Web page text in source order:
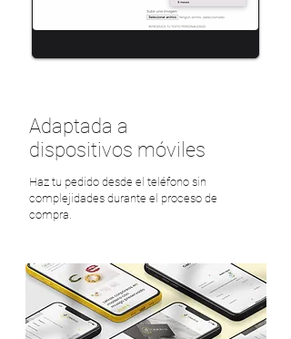
Adaptada a
dispositivos móviles
Haz tu pedido desde el teléfono sin
complejidades durante el proceso de
compra.